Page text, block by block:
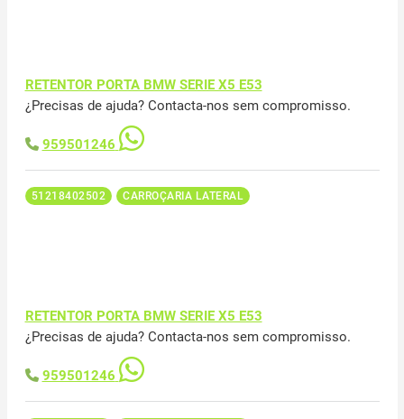
RETENTOR PORTA BMW SERIE X5 E53
¿Precisas de ajuda? Contacta-nos sem compromisso.
959501246
51218402502 CARROÇARIA LATERAL
RETENTOR PORTA BMW SERIE X5 E53
¿Precisas de ajuda? Contacta-nos sem compromisso.
959501246